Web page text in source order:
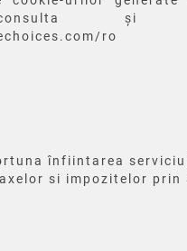
și
ro
înfiintarea
si impozitelor prin